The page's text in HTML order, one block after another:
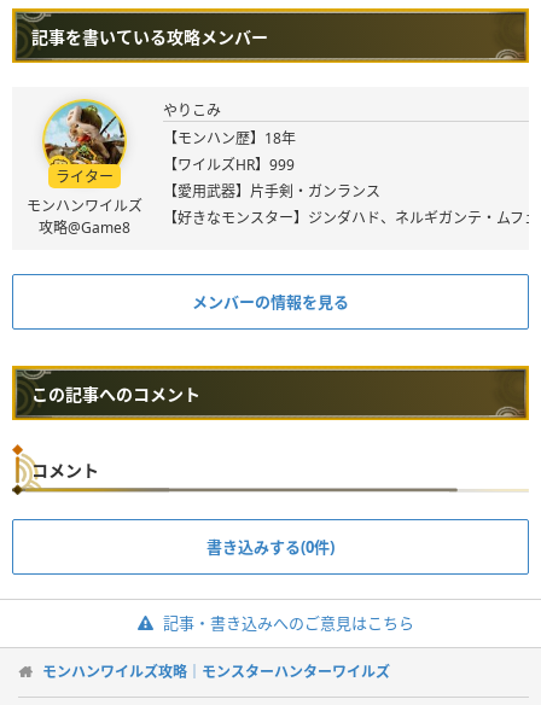
記事を書いている攻略メンバー
ライター
モンハンワイルズ
攻略@Game8
やりこみ
【モンハン歴】18年
【ワイルズHR】999
【愛用武器】片手剣・ガンランス
【好きなモンスター】ジンダハド、ネルギガンテ・ムフ
メンバーの情報を見る
この記事へのコメント
コメント
書き込みする(0件)
記事・書き込みへのご意見はこちら
モンハンワイルズ攻略｜モンスターハンターワイルズ